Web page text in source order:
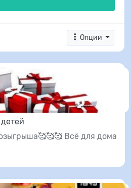
Опции
Всё для дома